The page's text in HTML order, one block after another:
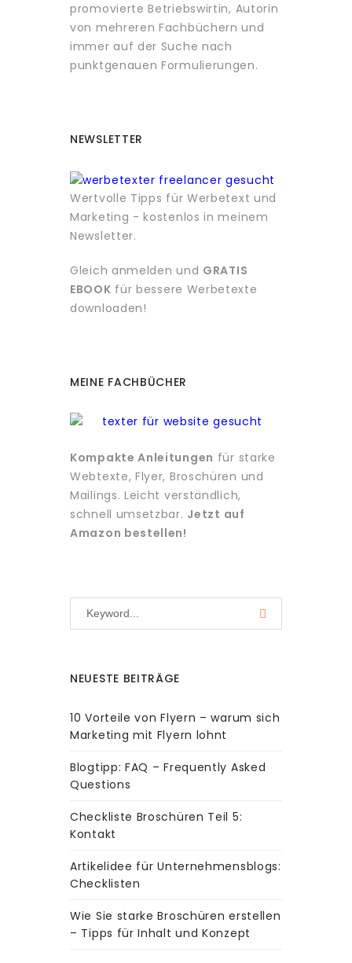
promovierte Betriebswirtin, Autorin
von mehreren Fachbüchern und
immer auf der Suche nach
punktgenauen Formulierungen.
NEWSLETTER
Wertvolle Tipps für Werbetext und
Marketing - kostenlos in meinem
Newsletter.
Gleich anmelden und GRATIS
EBOOK für bessere Werbetexte
downloaden!
MEINE FACHBÜCHER
Kompakte Anleitungen für starke
Webtexte, Flyer, Broschüren und
Mailings. Leicht verständlich,
schnell umsetzbar. Jetzt auf
Amazon bestellen!
NEUESTE BEITRÄGE
10 Vorteile von Flyern – warum sich
Marketing mit Flyern lohnt
Blogtipp: FAQ – Frequently Asked
Questions
Checkliste Broschüren Teil 5:
Kontakt
Artikelidee für Unternehmensblogs:
Checklisten
Wie Sie starke Broschüren erstellen
– Tipps für Inhalt und Konzept